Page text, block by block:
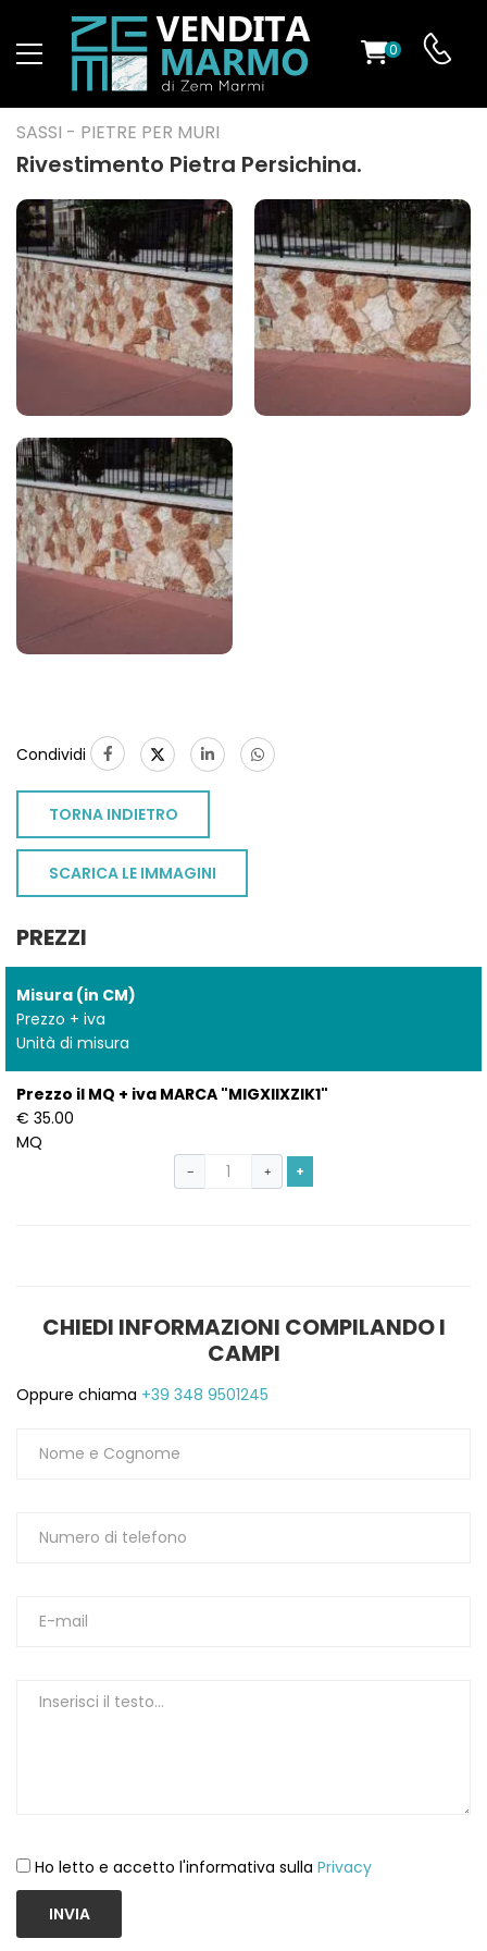
0
SASSI - PIETRE PER MURI
Rivestimento Pietra Persichina.
Condividi
TORNA INDIETRO
SCARICA LE IMMAGINI
PREZZI
Misura (in CM)
Prezzo + iva
Unità di misura
Prezzo il MQ + iva MARCA "MIGXIIXZIK1"
€ 35.00
MQ
− + +
CHIEDI INFORMAZIONI COMPILANDO I
CAMPI
Oppure chiama +39 348 9501245
Ho letto e accetto l'informativa sulla Privacy
INVIA